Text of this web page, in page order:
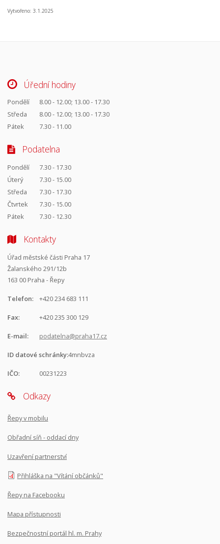
Vytvořeno: 3.1.2025
Úřední hodiny
Pondělí
8.00 - 12.00; 13.00 - 17.30
Středa
8.00 - 12.00; 13.00 - 17.30
Pátek
7.30 - 11.00
Podatelna
Pondělí
7.30 - 17.30
Úterý
7.30 - 15.00
Středa
7.30 - 17.30
Čtvrtek
7.30 - 15.00
Pátek
7.30 - 12.30
Kontakty
Úřad městské části Praha 17
Žalanského 291/12b
163 00 Praha - Řepy
Telefon: +420 234 683 111
Fax: +420 235 300 129
E-mail: podatelna@praha17.cz
ID datové schránky:4mnbvza
IČO: 00231223
Odkazy
Řepy v mobilu
Obřadní síň - oddací dny
Uzavření partnerství
Přihláška na "Vítání občánků"
Řepy na Facebooku
Mapa přístupnosti
Bezpečnostní portál hl. m. Prahy